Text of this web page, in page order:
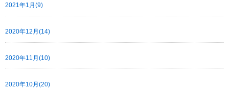
2021年1月(9)
2020年12月(14)
2020年11月(10)
2020年10月(20)